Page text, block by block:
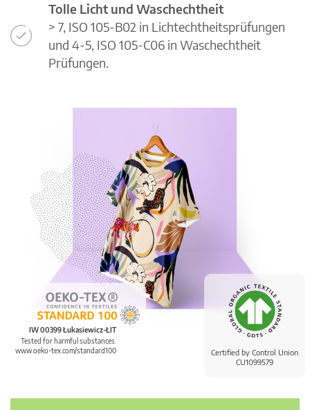
Certified by Control Union
CU1099579
IW 00399 Łukasiewicz-ŁIT
Tested for harmful substances.
www.oeko-tex.com/standard100
Tolle Licht und Waschechtheit
> 7, ISO 105-B02 in Lichtechtheitsprüfungen
und 4-5, ISO 105-C06 in Waschechtheit
Prüfungen.